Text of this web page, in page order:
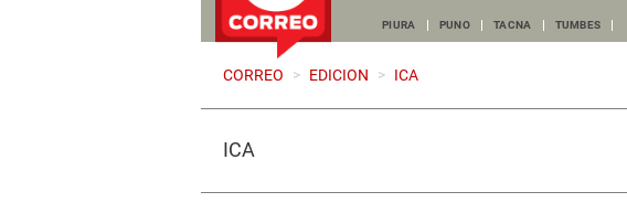
PIURA PUNO TACNA TUMBES
CORREO > EDICION > ICA
ICA